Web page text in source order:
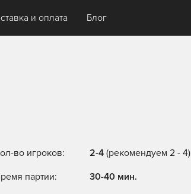
и оплата Блог
во игроков: 2-4 (рекомендуем 2 - 4)
партии:
30-40 мин.